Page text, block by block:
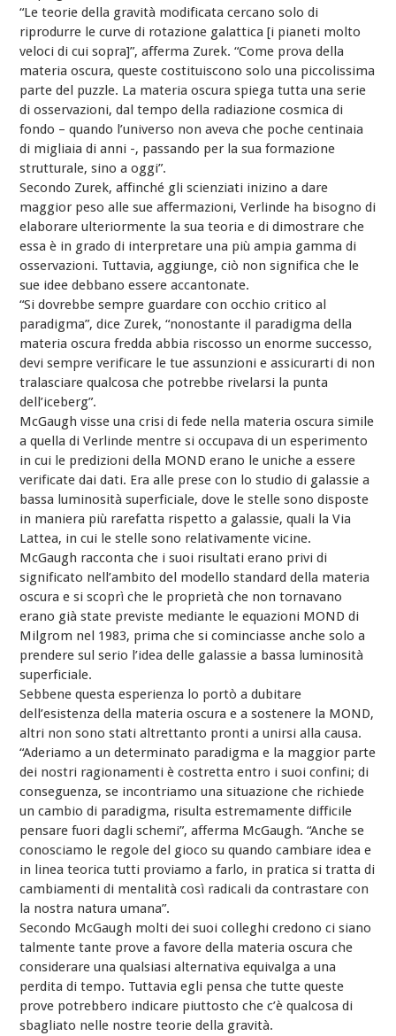
“Le teorie della gravità modificata cercano solo di
riprodurre le curve di rotazione galattica [i pianeti molto
veloci di cui sopra]”, afferma Zurek. “Come prova della
materia oscura, queste costituiscono solo una piccolissima
parte del puzzle. La materia oscura spiega tutta una serie
di osservazioni, dal tempo della radiazione cosmica di
fondo – quando l’universo non aveva che poche centinaia
di migliaia di anni -, passando per la sua formazione
strutturale, sino a oggi”.
Secondo Zurek, affinché gli scienziati inizino a dare
maggior peso alle sue affermazioni, Verlinde ha bisogno di
elaborare ulteriormente la sua teoria e di dimostrare che
essa è in grado di interpretare una più ampia gamma di
osservazioni. Tuttavia, aggiunge, ciò non significa che le
sue idee debbano essere accantonate.
“Si dovrebbe sempre guardare con occhio critico al
paradigma”, dice Zurek, “nonostante il paradigma della
materia oscura fredda abbia riscosso un enorme successo,
devi sempre verificare le tue assunzioni e assicurarti di non
tralasciare qualcosa che potrebbe rivelarsi la punta
dell’iceberg”.
McGaugh visse una crisi di fede nella materia oscura simile
a quella di Verlinde mentre si occupava di un esperimento
in cui le predizioni della MOND erano le uniche a essere
verificate dai dati. Era alle prese con lo studio di galassie a
bassa luminosità superficiale, dove le stelle sono disposte
in maniera più rarefatta rispetto a galassie, quali la Via
Lattea, in cui le stelle sono relativamente vicine.
McGaugh racconta che i suoi risultati erano privi di
significato nell’ambito del modello standard della materia
oscura e si scoprì che le proprietà che non tornavano
erano già state previste mediante le equazioni MOND di
Milgrom nel 1983, prima che si cominciasse anche solo a
prendere sul serio l’idea delle galassie a bassa luminosità
superficiale.
Sebbene questa esperienza lo portò a dubitare
dell’esistenza della materia oscura e a sostenere la MOND,
altri non sono stati altrettanto pronti a unirsi alla causa.
“Aderiamo a un determinato paradigma e la maggior parte
dei nostri ragionamenti è costretta entro i suoi confini; di
conseguenza, se incontriamo una situazione che richiede
un cambio di paradigma, risulta estremamente difficile
pensare fuori dagli schemi”, afferma McGaugh. “Anche se
conosciamo le regole del gioco su quando cambiare idea e
in linea teorica tutti proviamo a farlo, in pratica si tratta di
cambiamenti di mentalità così radicali da contrastare con
la nostra natura umana”.
Secondo McGaugh molti dei suoi colleghi credono ci siano
talmente tante prove a favore della materia oscura che
considerare una qualsiasi alternativa equivalga a una
perdita di tempo. Tuttavia egli pensa che tutte queste
prove potrebbero indicare piuttosto che c’è qualcosa di
sbagliato nelle nostre teorie della gravità.